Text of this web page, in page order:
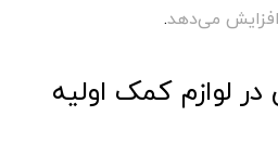
می‌دهد.
لوازم کمک اولیه